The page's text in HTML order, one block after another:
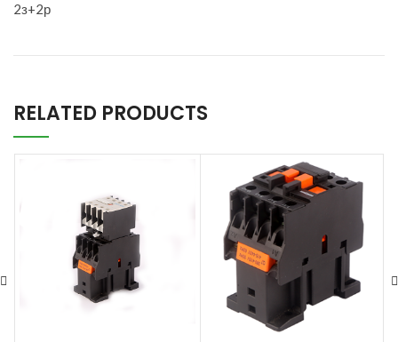
2з+2р
RELATED PRODUCTS